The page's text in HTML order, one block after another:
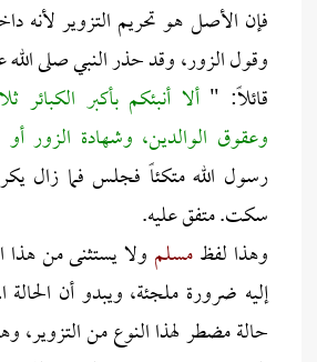
فإن الأصل هو تحريم التزوير لأنه
وقول الزور، وقد حذر النبي صلى
قائلاً: " ألا أنبئكم بأكبر الكبائر
وعقوق الوالدين، وشهادة الزور
رسول الله متكئاً فجلس فما زال
سكت. متفق عليه.
وهذا لفظمسلم ولا يستثنى من
إليه ضرورة ملجئة، ويبدو أن الحالة
حالة مضطر لهذا النوع من التزوير،